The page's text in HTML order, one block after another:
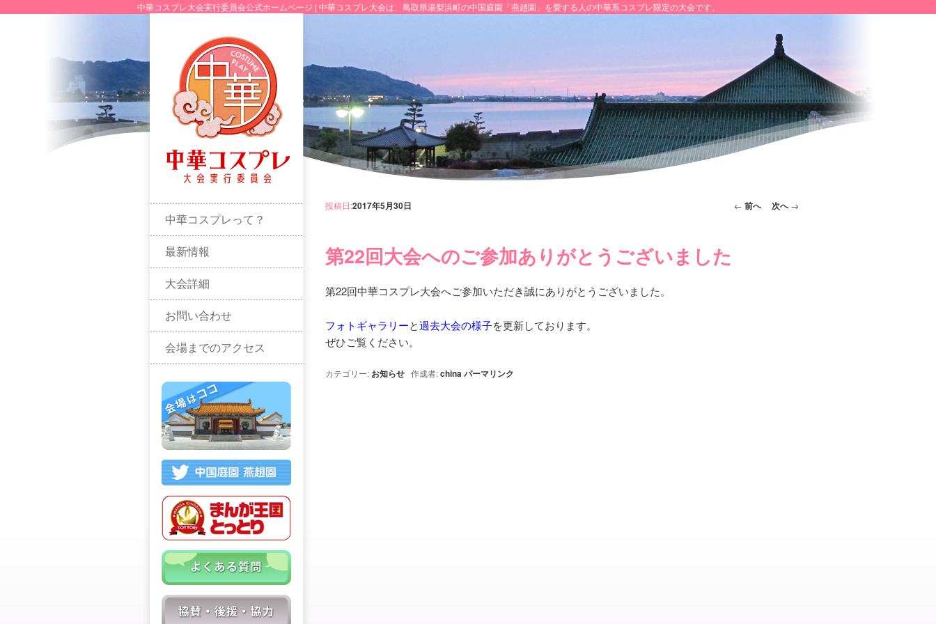
中華コスプレ大会実行委員会公式ホームページ | 中華コスプレ大会は、鳥取県湯梨浜町の中国庭園「燕趙園」を愛する人の中華系コスプレ限定の大会です。
投稿ナビゲー
← 前へ 次へ→
第22回大会へのご参加ありがとうございました
投稿日:2017年5月30日
第22回中華コスプレ大会へご参加いただき誠にありがとうございました。
フォトギャラリーと過去大会の様子を更新しております。
ぜひご覧ください。
カテゴリー: お知らせ 作成者:chinaパーマリンク
中華コスプレって？
最新情報
大会詳細
お問い合わせ
会場までのアクセス